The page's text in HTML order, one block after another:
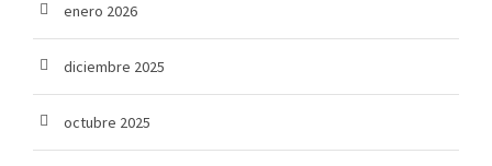
enero 2026
diciembre 2025
octubre 2025